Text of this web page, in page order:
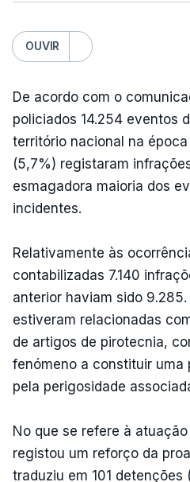
OUVIR
De acordo com o
policiados 14.254 eventos
território nacional na
(5,7%) registaram
esmagadora maioria dos
incidentes.
Relativamente às
contabilizadas 7.140
anterior haviam sido 9.285.
estiveram relacionadas
de artigos de pirotecnia,
fenómeno a constituir uma
pela perigosidade
No que se refere à
registou um reforço da
traduziu em 101 detenções